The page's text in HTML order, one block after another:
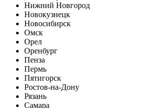
Нижний Новгород
Новокузнецк
Новосибирск
Омск
Орел
Оренбург
Пенза
Пермь
Пятигорск
Ростов-на-Дону
Рязань
Самара